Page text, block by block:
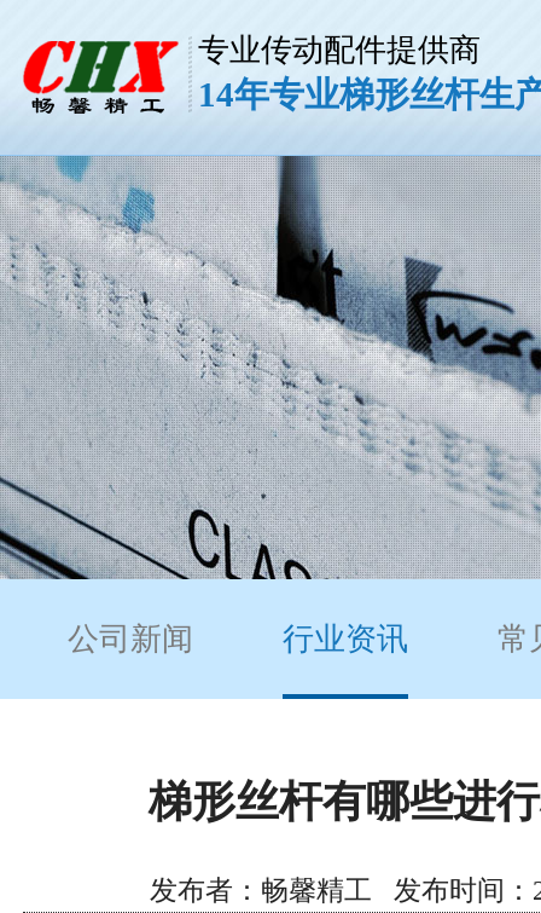
专业传动配件提供商
14年专业梯形丝杆生
公司新闻 行业资讯 常
梯形丝杆有哪些进
发布者：畅馨精工 发布时间：